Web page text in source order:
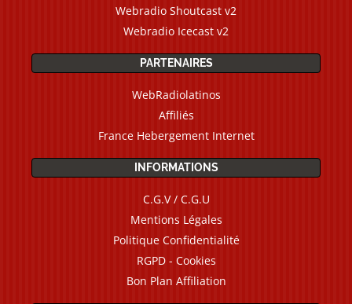
Webradio Shoutcast v2
Webradio Icecast v2
PARTENAIRES
WebRadiolatinos
Affiliés
France Hebergement Internet
INFORMATIONS
C.G.V / C.G.U
Mentions Légales
Politique Confidentialité
RGPD - Cookies
Bon Plan Affiliation